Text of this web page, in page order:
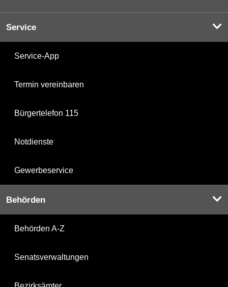
Service
Service-App
Termin vereinbaren
Bürgertelefon 115
Notdienste
Gewerbeservice
Behörden
Behörden A-Z
Senatsverwaltungen